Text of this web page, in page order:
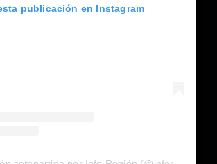
publicación en Instagram